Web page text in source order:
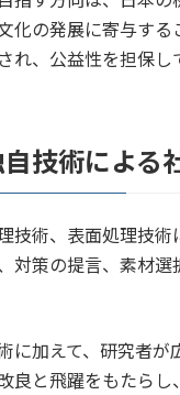
化の発展に寄与す
れ、公益性を担保し
技術による
技術、表面処理技
対策の提言、素材
に加えて、研究者
良と飛躍をもたらし